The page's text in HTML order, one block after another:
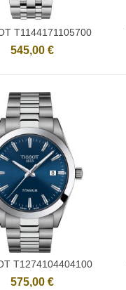
Ajouter
T1144171105700
545,00 €
Ajouter
T1274104404100
575,00 €